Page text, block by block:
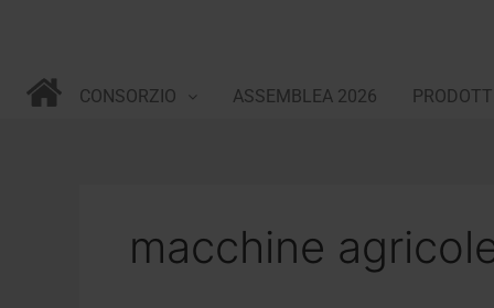
CONSORZIO ASSEMBLEA 2026
macchine